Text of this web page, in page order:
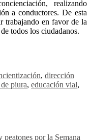
realizando
a conductores. De esta
trabajando en favor de la
todos los ciudadanos.
, dirección
piura, educación vial,
por la Semana